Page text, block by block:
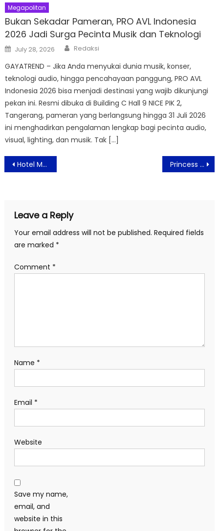
Megapolitan
Bukan Sekadar Pameran, PRO AVL Indonesia
2026 Jadi Surga Pecinta Musik dan Teknologi
Posted
on
July 28, 2026 Author
Redaksi
GAYATREND – Jika Anda menyukai dunia musik, konser,
teknologi audio, hingga pencahayaan panggung, PRO AVL
Indonesia 2026 bisa menjadi destinasi yang wajib dikunjungi
pekan ini. Resmi dibuka di Building C Hall 9 NICE PIK 2,
Tangerang, pameran yang berlangsung hingga 31 Juli 2026
ini menghadirkan pengalaman lengkap bagi pecinta audio,
visual, lighting, dan musik. Tak […]
Post
navigation
Hotel Mercure Serpong Alam Sutera Hadirkan Paket Malam Tahun Baru yang Fantastis, Nikmati Diskon Mencapai 30% Princess Cheryl Halpern Celebrates Birthday with Visions of Peace Initiative
Leave a Reply
Your email address will not be published. Required fields
are marked *
Comment *
Name *
Email *
Website
Save my name,
email, and
website in this